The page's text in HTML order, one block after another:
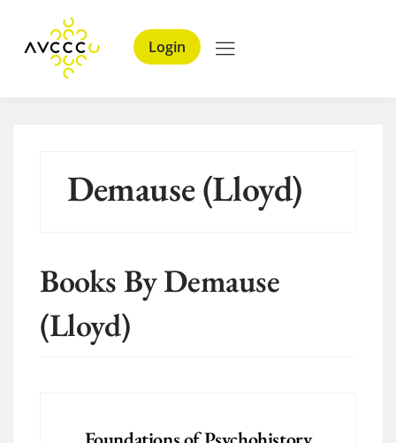
Login
Demause (Lloyd)
Books By Demause
(Lloyd)